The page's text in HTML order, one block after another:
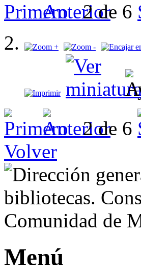
2 de 6
2 de 6
Volver
Menú